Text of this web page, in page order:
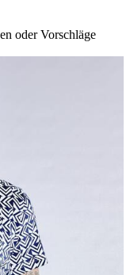
oder Vorschläge